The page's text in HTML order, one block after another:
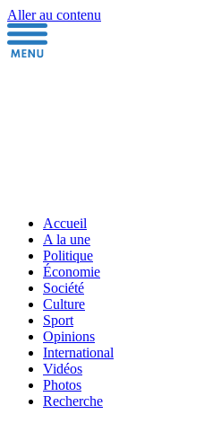
Aller au contenu
Accueil
A la une
Politique
Économie
Société
Culture
Sport
Opinions
International
Vidéos
Photos
Recherche